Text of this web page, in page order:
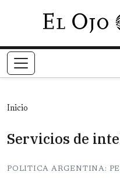
Inicio
Servicios de
POLITICA ARGENTINA: